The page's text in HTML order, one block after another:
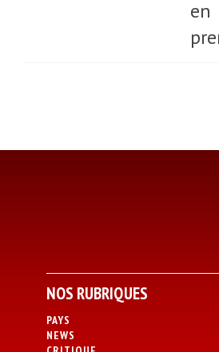
en
NOS RUBRIQUES
PAYS
NEWS